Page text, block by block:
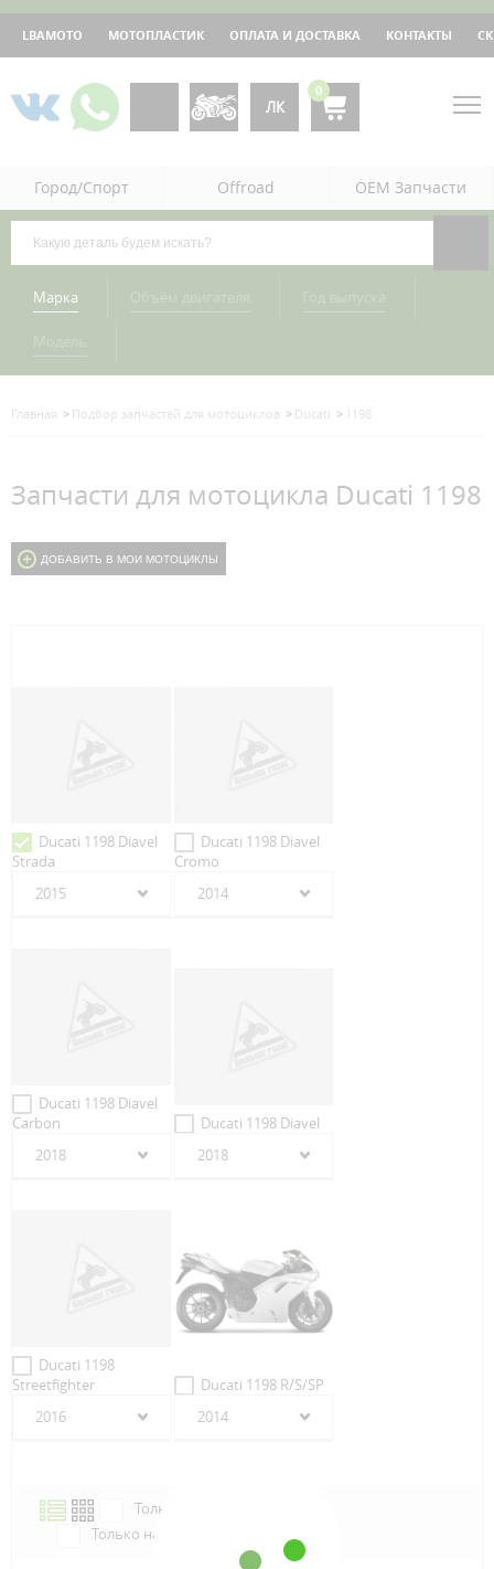
LBAMOTO МОТОПЛАСТИК ОПЛАТА И ДОСТАВКА КОНТАКТЫ
ЛК
0
Город/Спорт Offroad OEM Запчасти
Марка
Главная Подбор запчастей для мотоциклов Ducati 1198
Запчасти для мотоцикла Ducati 1198
ДОБАВИТЬ В МОИ МОТОЦИКЛЫ
Ducati 1198 Diavel
Strada
2015
Ducati 1198 Diavel
Cromo
2014
Ducati 1198 Diavel
Carbon
2018
Ducati 1198 Diavel
2018
Ducati 1198
Streetfighter
2016
Ducati 1198 R/S/SP
2014
Только в наличии
Только наличие м.Аэропорт